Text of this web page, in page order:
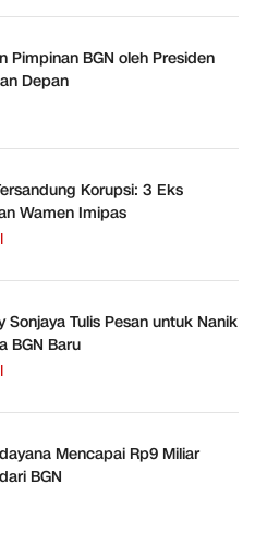
Pimpinan BGN oleh Presiden
Depan
Korupsi: 3 Eks
Wamen Imipas
Sonjaya Tulis Pesan untuk Nanik
BGN Baru
Mencapai Rp9 Miliar
BGN